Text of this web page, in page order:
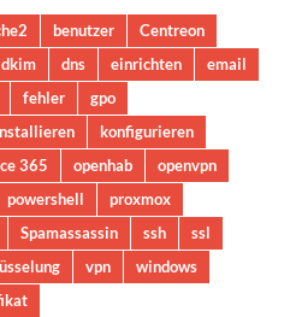
benutzer
Centreon
dkim dns einrichten
email
fehler
gpo
konfigurieren
365 openhab
openvpn
powershell
proxmox
Spamassassin ssh
ssl
vpn
windows